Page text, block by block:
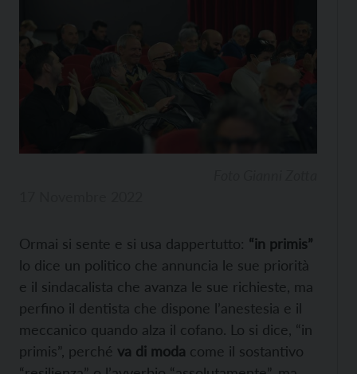
Ormai si sente e si usa dappertutto: “in primis”
lo dice un politico che annuncia le sue priorità
e il sindacalista che avanza le sue richieste, ma
perfino il dentista che dispone l’anestesia e il
meccanico quando alza il cofano. Lo si dice, “in
primis”, perché va di moda come il sostantivo